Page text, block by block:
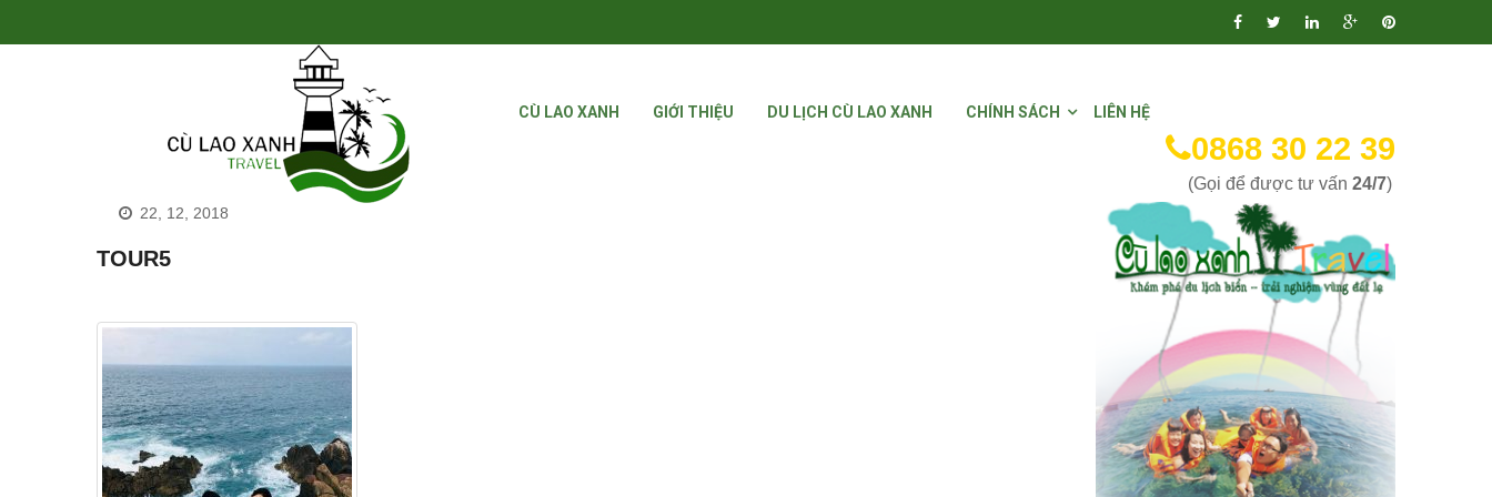
CÙ LAO XANH GIỚI THIỆU DU LỊCH CÙ LAO XANH CHÍNH SÁCH LIÊN HỆ
0868 30 22 39
(Gọi để được tư vấn 24/7)
22, 12, 2018
TOUR5